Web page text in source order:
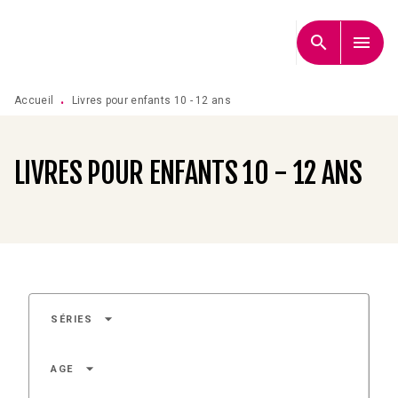
search menu
Accueil • Livres pour enfants 10 - 12 ans
LIVRES POUR ENFANTS 10 - 12 ANS
SÉRIES arrow_drop_down
AGE arrow_drop_down